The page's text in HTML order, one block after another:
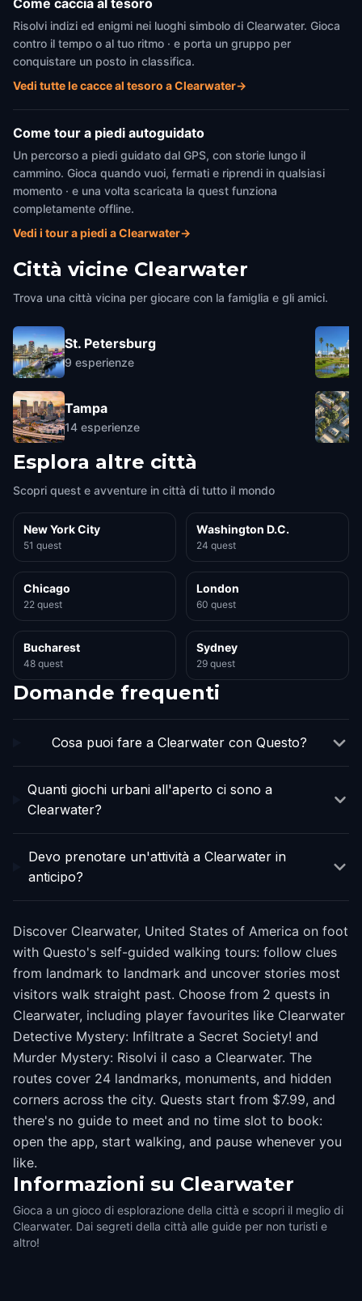
Come caccia al tesoro
Risolvi indizi ed enigmi nei luoghi simbolo di Clearwater. Gioca
contro il tempo o al tuo ritmo · e porta un gruppo per
conquistare un posto in classifica.
Vedi tutte le cacce al tesoro a Clearwater→
Come tour a piedi autoguidato
Un percorso a piedi guidato dal GPS, con storie lungo il
cammino. Gioca quando vuoi, fermati e riprendi in qualsiasi
momento · e una volta scaricata la quest funziona
completamente offline.
Vedi i tour a piedi a Clearwater→
Città vicine Clearwater
Trova una città vicina per giocare con la famiglia e gli amici.
St. Petersburg
9 esperienze
Tampa
14 esperienze
Esplora altre città
Scopri quest e avventure in città di tutto il mondo
New York City
51 quest
Washington D.C.
24 quest
Chicago
22 quest
London
60 quest
Bucharest
48 quest
Sydney
29 quest
Domande frequenti
Cosa puoi fare a Clearwater con Questo?
Quanti giochi urbani all'aperto ci sono a
Clearwater?
Devo prenotare un'attività a Clearwater in
anticipo?
Discover Clearwater, United States of America on foot
with Questo's self-guided walking tours: follow clues
from landmark to landmark and uncover stories most
visitors walk straight past. Choose from 2 quests in
Clearwater, including player favourites like Clearwater
Detective Mystery: Infiltrate a Secret Society! and
Murder Mystery: Risolvi il caso a Clearwater. The
routes cover 24 landmarks, monuments, and hidden
corners across the city. Quests start from $7.99, and
there's no guide to meet and no time slot to book:
open the app, start walking, and pause whenever you
like.
Informazioni su Clearwater
Gioca a un gioco di esplorazione della città e scopri il meglio di
Clearwater. Dai segreti della città alle guide per non turisti e
altro!